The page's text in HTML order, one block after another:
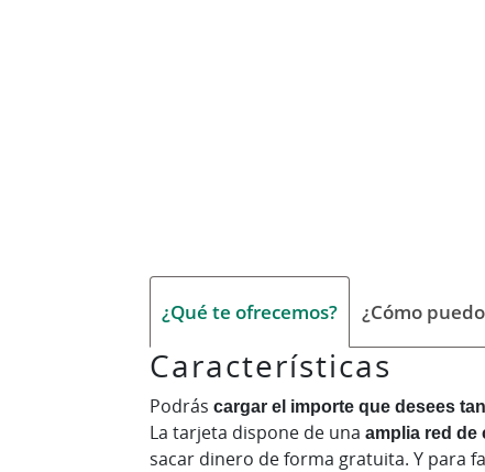
¿Qué te ofrecemos? ¿Cómo
Características
Podráscargar el importe que desees
La tarjeta dispone de unaamplia red de
sacar dinero de forma gratuita. Y para